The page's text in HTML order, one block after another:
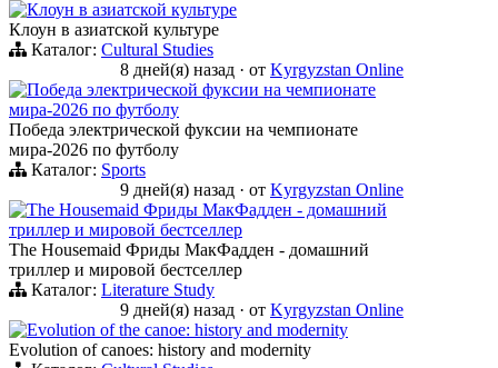
Клоун в азиатской культуре
Клоун в азиатской культуре
Каталог: Cultural Studies
8 дней(я) назад · от Kyrgyzstan Online
Победа электрической фуксии на чемпионате
мира-2026 по футболу
Победа электрической фуксии на чемпионате
мира-2026 по футболу
Каталог: Sports
9 дней(я) назад · от Kyrgyzstan Online
The Housemaid Фриды МакФадден - домашний
триллер и мировой бестселлер
The Housemaid Фриды МакФадден - домашний
триллер и мировой бестселлер
Каталог: Literature Study
9 дней(я) назад · от Kyrgyzstan Online
Evolution of the canoe: history and modernity
Evolution of canoes: history and modernity